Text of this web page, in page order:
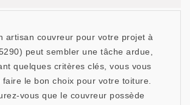
artisan couvreur pour votre projet à
peut sembler une tâche ardue,
quelques critères clés, vous vous
faire le bon choix pour votre toiture.
vous que le couvreur possède